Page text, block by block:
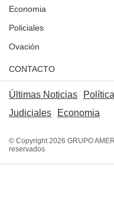
Economia
Policiales
Ovación
CONTACTO
Últimas Noticias Política
Judiciales
Economia
© Copyright 2026 GRUPO
reservados